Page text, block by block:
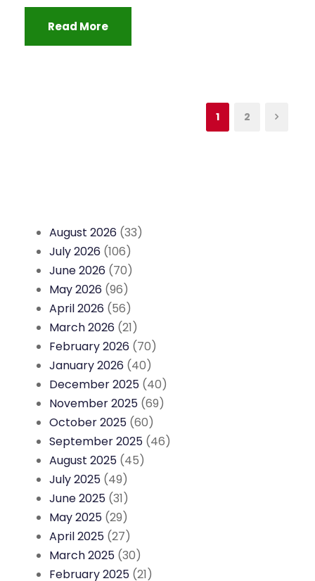
Read More
1 2
August 2026 (33)
July 2026 (106)
June 2026 (70)
May 2026 (96)
April 2026 (56)
March 2026 (21)
February 2026 (70)
January 2026 (40)
December 2025 (40)
November 2025 (69)
October 2025 (60)
September 2025 (46)
August 2025 (45)
July 2025 (49)
June 2025 (31)
May 2025 (29)
April 2025 (27)
March 2025 (30)
February 2025 (21)